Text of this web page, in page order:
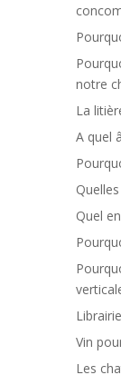
notre
La
A quel
Quel
Vin
Les